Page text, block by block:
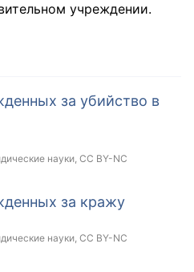
учреждении.
за убийство в
науки, CC BY-NC
за кражу
науки, CC BY-NC